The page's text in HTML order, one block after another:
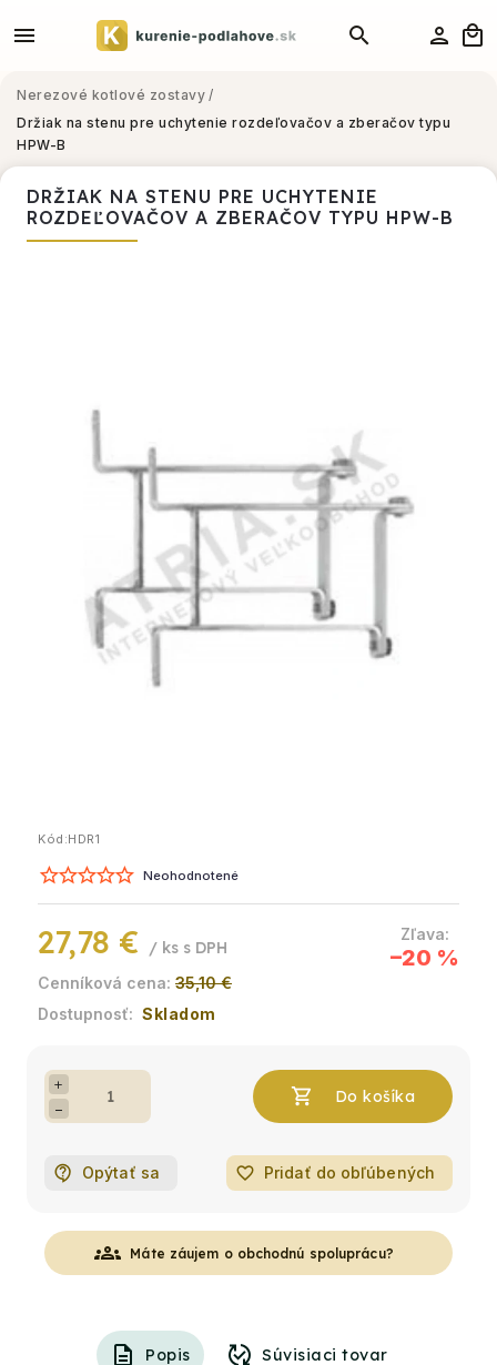
Nerezové kotlové zostavy /
Držiak na stenu pre uchytenie rozdeľovačov a zberačov typu
HPW-B
DRŽIAK NA STENU PRE UCHYTENIE
ROZDEĽOVAČOV A ZBERAČOV TYPU HPW-B
Kód:HDR1
Neohodnotené
35,10 €
–20 %
27,78 € / ks
Skladom
+
−
Opýtať sa favorite_border Pridať do obľúbených
groups Máte záujem o obchodnú spoluprácu?
Popis Súvisiaci tovar